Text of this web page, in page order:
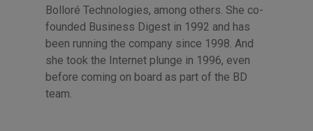
Bolloré Technologies, among others. She co-
founded Business Digest in 1992 and has
been running the company since 1998. And
she took the Internet plunge in 1996, even
before coming on board as part of the BD
team.